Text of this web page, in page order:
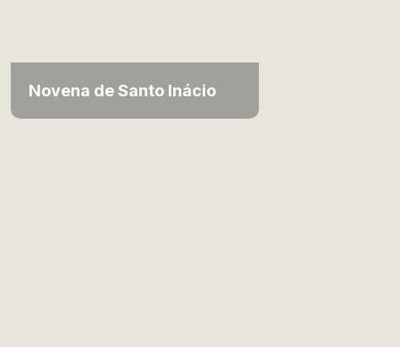
Novena de Santo Inácio